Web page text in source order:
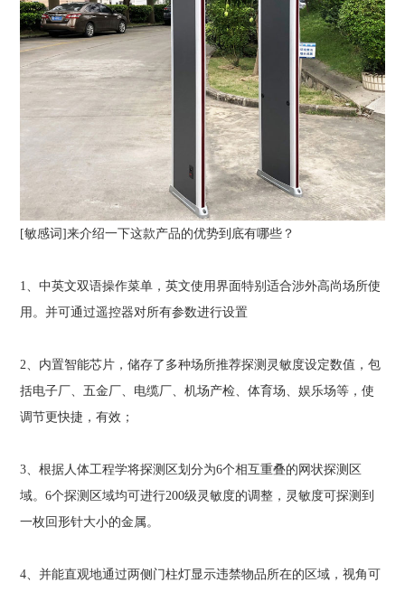
[敏感词]来介绍一下这款产品的优势到底有哪些？
1
、中英文双语操作菜单，英文使用界面特别适合涉外高尚场所使
用。并可通过遥控器对所有参数进行设置
2 、内置智能芯片，储存了多种场所推荐探测灵敏度设定数值，包
括电子厂、五金厂、电缆厂、机场产检、体育场、娱乐场等，使
调节更快捷，有效；
3 、根据人体工程学将探测区划分为6个相互重叠的网状探测区
域。6个探测区域均可进行200级灵敏度的调整，灵敏度可探测到
一枚回形针大小的金属。
4 、并能直观地通过两侧门柱灯显示违禁物品所在的区域，视角可